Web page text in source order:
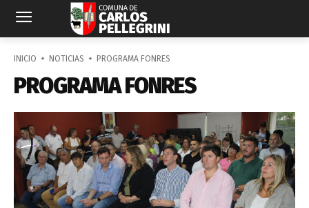
INICIO NOTICIAS PROGRAMA FONRES
PROGRAMA FONRES